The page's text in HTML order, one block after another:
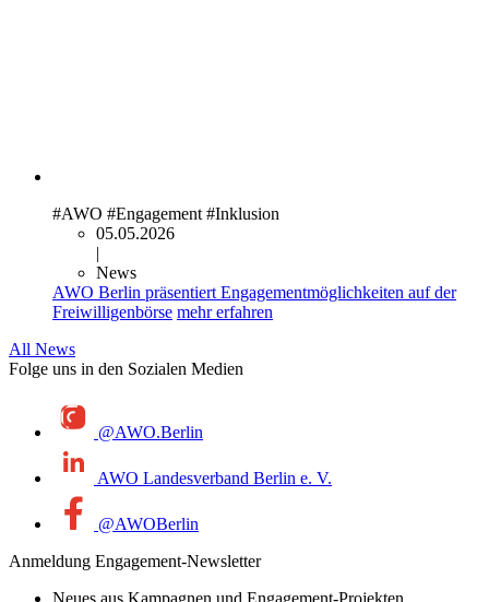
#AWO #Engagement #Inklusion
05.05.2026
|
News
AWO Berlin präsentiert Engagementmöglichkeiten auf der
Freiwilligenbörse mehr erfahren
All News
Folge uns in den Sozialen Medien
@AWO.Berlin
AWO Landesverband Berlin e. V.
@AWOBerlin
Anmeldung Engagement-Newsletter
Neues aus Kampagnen und Engagement-Projekten